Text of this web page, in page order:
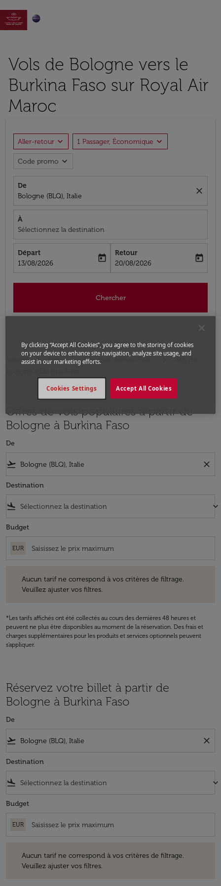

Vols de Bologne vers le
Burkina Faso sur Royal Air
Maroc
Aller-retour expand_more 1 Passager, Économique expand_more
Code promo expand_more
De
Bologne (BLQ), Italie
close
À
Sélectionnez la destination
Départ
fc-booking-departure-date-aria-label
13/08/2026
today
Retour
fc-booking-return-date-aria-label
20/08/2026
today
Chercher
Accueil Vols Vols pour Burkina Faso
Vols de
Offres de vols populaires à partir de
Bologne à Burkina Faso
De
flight_takeoff close
Destination
flight_land keyboard_arrow_down
Budget
EUR
Aucun tarif ne correspond à vos critères de filtrage.
Veuillez ajuster vos filtres.
*Les tarifs affichés ont été collectés au cours des dernières 48 heures et
peuvent ne plus être disponibles au moment de la réservation. Des frais et
charges supplémentaires pour les produits et services optionnels peuvent
s'appliquer.
Réservez votre billet à partir de
Bologne à Burkina Faso
De
flight_takeoff close
Destination
flight_land keyboard_arrow_down
Budget
EUR
Aucun tarif ne correspond à vos critères de filtrage.
Veuillez ajuster vos filtres.
By clicking “Accept All Cookies”, you agree to the storing of cookies
on your device to enhance site navigation, analyze site usage, and
assist in our marketing efforts.
Accept All Cookies
Cookies Settings